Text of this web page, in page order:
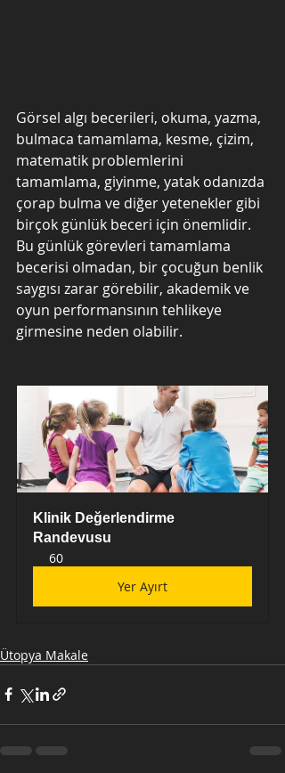
Görsel algı becerileri, okuma, yazma,
bulmaca tamamlama, kesme, çizim,
matematik problemlerini
tamamlama, giyinme, yatak odanızda
çorap bulma ve diğer yetenekler gibi
birçok günlük beceri için önemlidir.
Bu günlük görevleri tamamlama
becerisi olmadan, bir çocuğun benlik
saygısı zarar görebilir, akademik ve
oyun performansının tehlikeye
girmesine neden olabilir.
Klinik Değerlendirme
Randevusu
60
Yer Ayırt
Ütopya Makale